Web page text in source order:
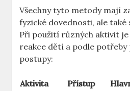
Všechny tyto metody mají
fyzické dovednosti, ale
Při použití různých aktivit
reakce dětí a podle
postupy:
Aktivita Přístup